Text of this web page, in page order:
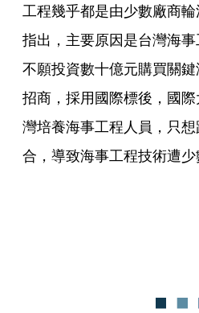
工程幾乎都是由少數廠商
指出，主要原因是台灣海
不願投資數十億元購買關
招商，採用國際標後，國
灣培養海事工程人員，只
合，導致海事工程技術遭少